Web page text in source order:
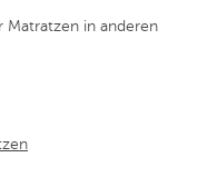
Matratzen in anderen